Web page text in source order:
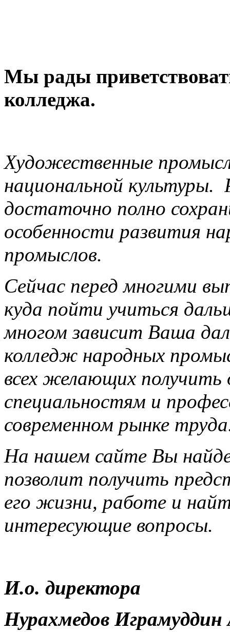
Мы рады
колледжа.
Художественные
национальной культуры.
достаточно полно
особенности развития
промыслов.
Сейчас перед многими
куда пойти учиться
многом зависит Ваша
колледж народных
всех желающих получить
специальностям и
современном рынке
На нашем сайте Вы
позволит получить
его жизни, работе и
интересующие вопросы.
И.о. директора
Нурахмедов Играмуддин